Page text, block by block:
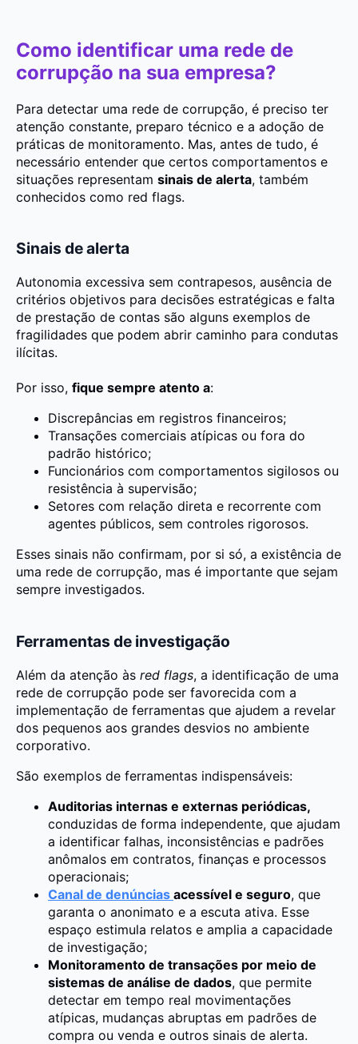
Como identificar uma rede de
corrupção na sua empresa?
Para detectar uma rede de corrupção, é preciso ter
atenção constante, preparo técnico e a adoção de
práticas de monitoramento. Mas, antes de tudo, é
necessário entender que certos comportamentos e
situações representam sinais de alerta, também
conhecidos como red flags.
Sinais de alerta
Autonomia excessiva sem contrapesos, ausência de
critérios objetivos para decisões estratégicas e falta
de prestação de contas são alguns exemplos de
fragilidades que podem abrir caminho para condutas
ilícitas.
Por isso, fique sempre atento a:
Discrepâncias em registros financeiros;
Transações comerciais atípicas ou fora do
padrão histórico;
Funcionários com comportamentos sigilosos ou
resistência à supervisão;
Setores com relação direta e recorrente com
agentes públicos, sem controles rigorosos.
Esses sinais não confirmam, por si só, a existência de
uma rede de corrupção, mas é importante que sejam
sempre investigados.
Ferramentas de investigação
Além da atenção às red flags, a identificação de uma
rede de corrupção pode ser favorecida com a
implementação de ferramentas que ajudem a revelar
dos pequenos aos grandes desvios no ambiente
corporativo.
São exemplos de ferramentas indispensáveis:
Auditorias internas e externas periódicas,
conduzidas de forma independente, que ajudam
a identificar falhas, inconsistências e padrões
anômalos em contratos, finanças e processos
operacionais;
Canal de denúncias acessível e seguro, que
garanta o anonimato e a escuta ativa. Esse
espaço estimula relatos e amplia a capacidade
de investigação;
Monitoramento de transações por meio de
sistemas de análise de dados, que permite
detectar em tempo real movimentações
atípicas, mudanças abruptas em padrões de
compra ou venda e outros sinais de alerta.